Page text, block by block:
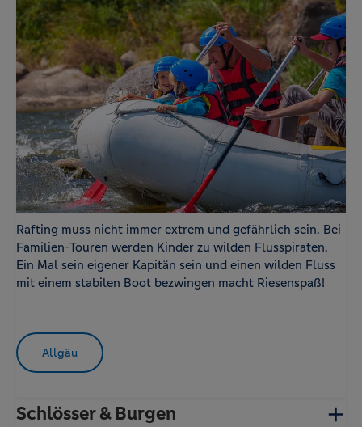
Rafting muss nicht immer extrem und gefährlich sein. Bei
Familien-Touren werden Kinder zu wilden Flusspiraten.
Ein Mal sein eigener Kapitän sein und einen wilden Fluss
mit einem stabilen Boot bezwingen macht Riesenspaß!
Allgäu
Schlösser & Burgen